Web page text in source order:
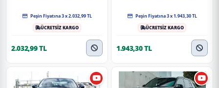
Peşin Fiyatına 3 x 2.032,99 TL
ÜCRETSİZ KARGO
2.032,99 TL
Peşin Fiyatına 3 x 1.943,30 TL
ÜCRETSİZ KARGO
1.943,30 TL